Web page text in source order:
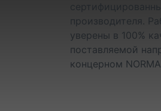
производителя.
уверены в 100%
поставляемой
концерном NORMA